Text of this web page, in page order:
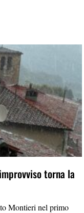
torna la
Montieri nel primo